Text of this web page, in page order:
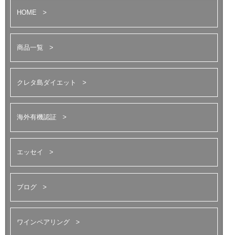
HOME
商品一覧
クレタ島ダイエット
海外有機認証
エッセイ
ブログ
ワインペアリング